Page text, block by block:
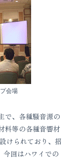
会場
で、各種騒音源の
料等の各種音響材
けられており、招
今回はハワイでの